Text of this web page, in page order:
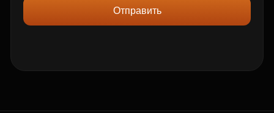
Отправить